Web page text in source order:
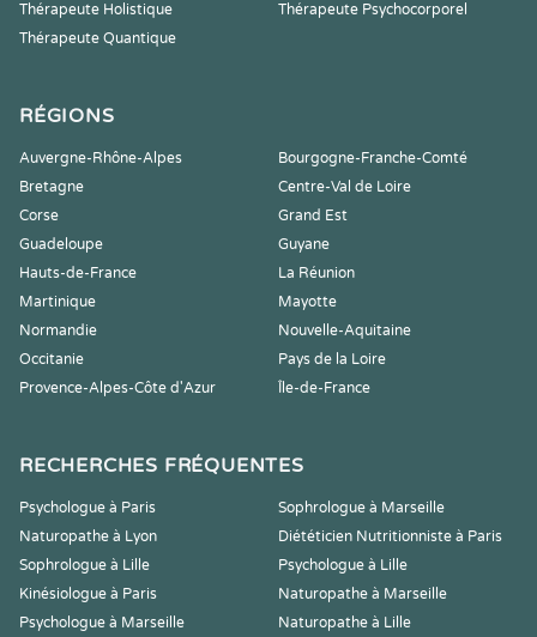
Thérapeute Holistique
Thérapeute Psychocorporel
Thérapeute Quantique
RÉGIONS
Auvergne-Rhône-Alpes
Bourgogne-Franche-Comté
Bretagne
Centre-Val de Loire
Corse
Grand Est
Guadeloupe
Guyane
Hauts-de-France
La Réunion
Martinique
Mayotte
Normandie
Nouvelle-Aquitaine
Occitanie
Pays de la Loire
Provence-Alpes-Côte d'Azur
Île-de-France
RECHERCHES FRÉQUENTES
Psychologue à Paris
Sophrologue à Marseille
Naturopathe à Lyon
Diététicien Nutritionniste à Paris
Sophrologue à Lille
Psychologue à Lille
Kinésiologue à Paris
Naturopathe à Marseille
Psychologue à Marseille
Naturopathe à Lille